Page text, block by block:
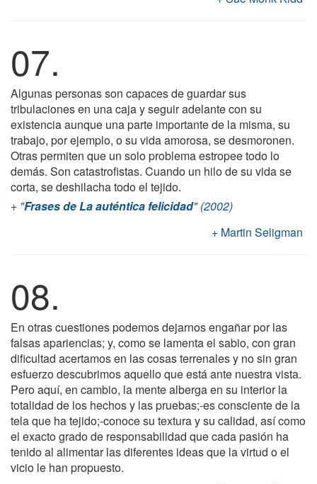
07.
Algunas personas son capaces de guardar sus
tribulaciones en una caja y seguir adelante con su
existencia aunque una parte importante de la misma, su
trabajo, por ejemplo, o su vida amorosa, se desmoronen.
Otras permiten que un solo problema estropee todo lo
demás. Son catastrofistas. Cuando un hilo de su vida se
corta, se deshilacha todo el tejido.
"Frases de La auténtica felicidad" (2002)
Martin Seligman
08.
En otras cuestiones podemos dejarnos engañar por las
falsas apariencias; y, como se lamenta el sabio, con gran
dificultad acertamos en las cosas terrenales y no sin gran
esfuerzo descubrimos aquello que está ante nuestra vista.
Pero aquí, en cambio, la mente alberga en su interior la
totalidad de los hechos y las pruebas;-es consciente de la
tela que ha tejido;-conoce su textura y su calidad, así como
el exacto grado de responsabilidad que cada pasión ha
tenido al alimentar las diferentes ideas que la virtud o el
vicio le han propuesto.